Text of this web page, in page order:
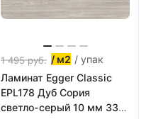
1 495руб. / м2 / упак
Ламинат Egger Classic
EPL178 Дуб Сория
светло-серый 10 мм 33